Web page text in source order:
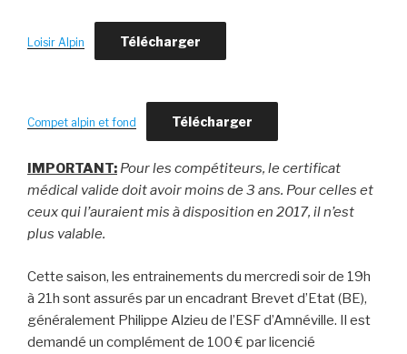
Loisir Alpin Télécharger
Compet alpin et fond Télécharger
IMPORTANT: Pour les compétiteurs, le certificat
médical valide doit avoir moins de 3 ans. Pour celles et
ceux qui l’auraient mis à disposition en 2017, il n’est
plus valable.
Cette saison, les entrainements du mercredi soir de 19h
à 21h sont assurés par un encadrant Brevet d’Etat (BE),
généralement Philippe Alzieu de l’ESF d’Amnéville. Il est
demandé un complément de 100 € par licencié